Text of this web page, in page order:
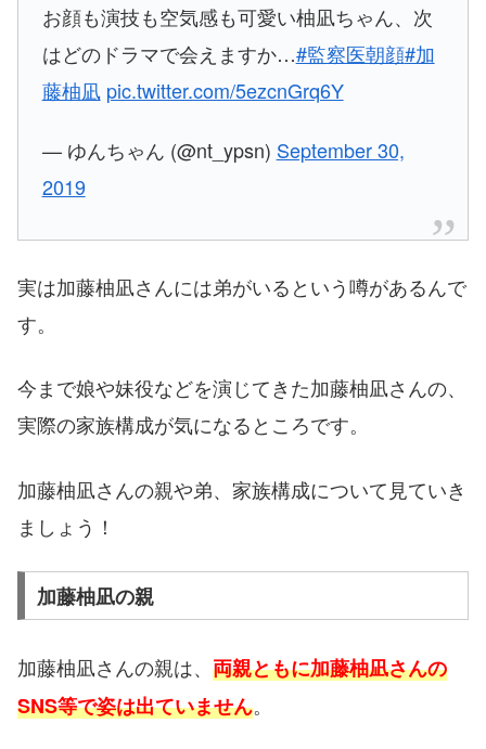
お顔も演技も空気感も可愛い柚凪ちゃん、次
はどのドラマで会えますか…#監察医朝顔#加
藤柚凪 pic.twitter.com/5ezcnGrq6Y
— ゆんちゃん (@nt_ypsn) September 30,
2019
実は加藤柚凪さんには弟がいるという噂があるんで
す。
今まで娘や妹役などを演じてきた加藤柚凪さんの、
実際の家族構成が気になるところです。
加藤柚凪さんの親や弟、家族構成について見ていき
ましょう！
加藤柚凪の親
加藤柚凪さんの親は、 両親ともに加藤柚凪さんの
SNS等で姿は出ていません。